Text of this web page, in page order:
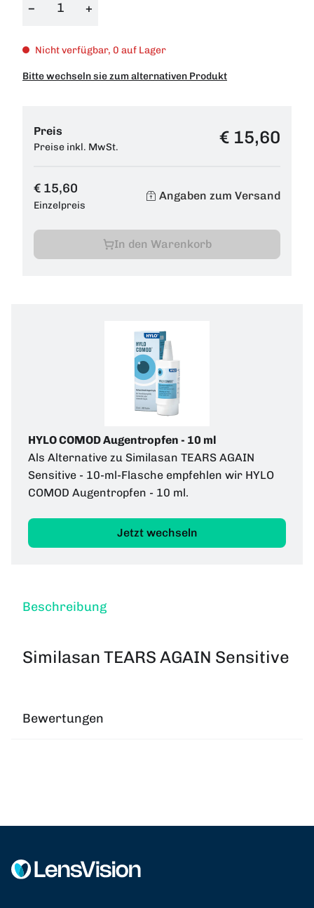
− +
Nicht verfügbar, 0 auf Lager
Bitte wechseln sie zum alternativen Produkt
Preis
Preise inkl. MwSt. € 15,60
€ 15,60
Einzelpreis
Angaben zum Versand
In den Warenkorb
HYLO COMOD Augentropfen - 10 ml
Als Alternative zu Similasan TEARS AGAIN
Sensitive - 10-ml-Flasche empfehlen wir HYLO
COMOD Augentropfen - 10 ml.
Jetzt wechseln
Beschreibung
Similasan TEARS AGAIN Sensitive
Bewertungen